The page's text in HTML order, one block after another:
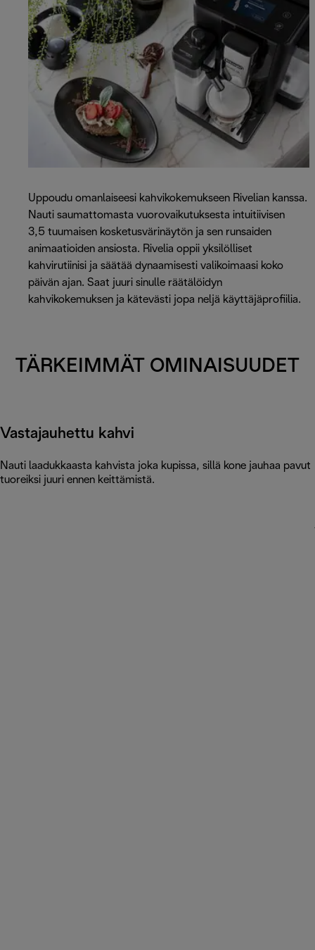
Uppoudu omanlaiseesi kahvikokemukseen Rivelian kanssa.
Nauti saumattomasta vuorovaikutuksesta intuitiivisen
3,5 tuumaisen kosketusvärinäytön ja sen runsaiden
animaatioiden ansiosta. Rivelia oppii yksilölliset
kahvirutiinisi ja säätää dynaamisesti valikoimaasi koko
päivän ajan. Saat juuri sinulle räätälöidyn
kahvikokemuksen ja kätevästi jopa neljä käyttäjäprofiilia.
TÄRKEIMMÄT OMINAISUUDET
Vastajauhettu kahvi
Nauti laadukkaasta kahvista joka kupissa, sillä kone jauhaa pavut
tuoreiksi juuri ennen keittämistä.